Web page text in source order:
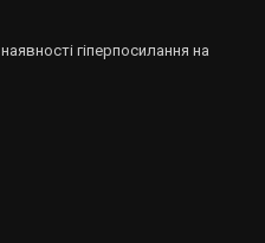
гіперпосилання на